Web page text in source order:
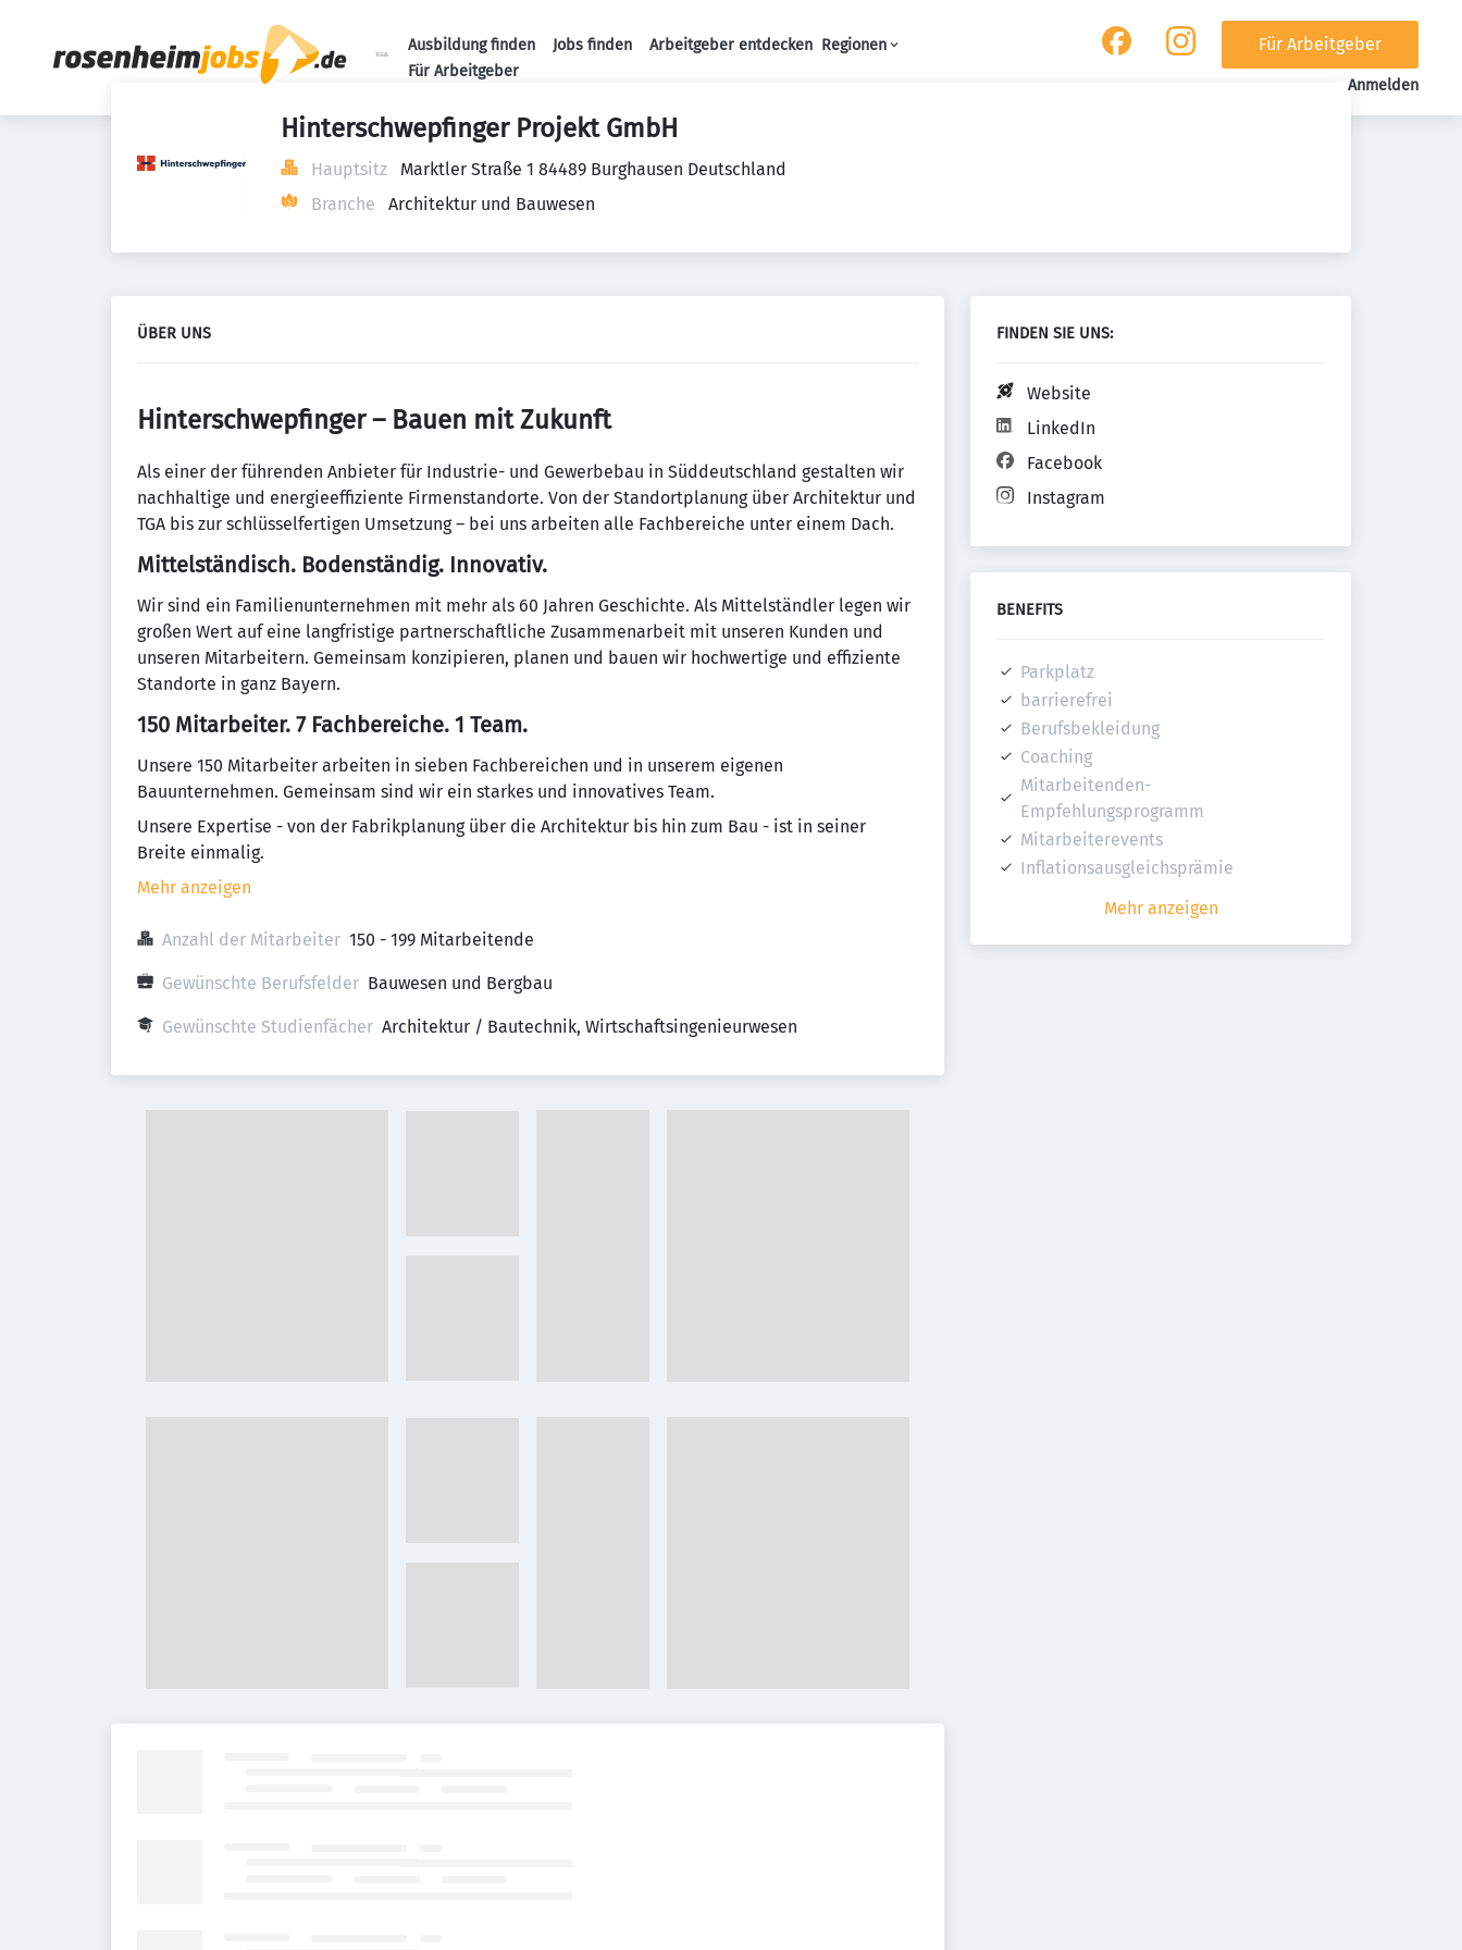
Ausbildung finden Jobs finden Arbeitgeber entdecken Regionen
Für Arbeitgeber
Für Arbeitgeber
Anmelden
Hinterschwepfinger Projekt GmbH
Hauptsitz
Marktler Straße 1 84489 Burghausen Deutschland
Branche
Architektur und Bauwesen
ÜBER UNS
Hinterschwepfinger – Bauen mit Zukunft
Als einer der führenden Anbieter für Industrie- und Gewerbebau in Süddeutschland gestalten wir
nachhaltige und energieeffiziente Firmenstandorte. Von der Standortplanung über Architektur und
TGA bis zur schlüsselfertigen Umsetzung – bei uns arbeiten alle Fachbereiche unter einem Dach.
Mittelständisch. Bodenständig. Innovativ.
Wir sind ein Familienunternehmen mit mehr als 60 Jahren Geschichte. Als Mittelständler legen wir
großen Wert auf eine langfristige partnerschaftliche Zusammenarbeit mit unseren Kunden und
unseren Mitarbeitern. Gemeinsam konzipieren, planen und bauen wir hochwertige und effiziente
Standorte in ganz Bayern.
150 Mitarbeiter. 7 Fachbereiche. 1 Team.
Unsere 150 Mitarbeiter arbeiten in sieben Fachbereichen und in unserem eigenen
Bauunternehmen. Gemeinsam sind wir ein starkes und innovatives Team.
Unsere Expertise - von der Fabrikplanung über die Architektur bis hin zum Bau - ist in seiner
Breite einmalig.
Mehr anzeigen
Anzahl der Mitarbeiter 150 - 199 Mitarbeitende
Gewünschte Berufsfelder Bauwesen und Bergbau
Gewünschte Studienfächer Architektur / Bautechnik, Wirtschaftsingenieurwesen
FINDEN SIE UNS:
Website
LinkedIn
Facebook
Instagram
BENEFITS
Parkplatz
barrierefrei
Berufsbekleidung
Coaching
Mitarbeitenden-
Empfehlungsprogramm
Mitarbeiterevents
Inflationsausgleichsprämie
Mehr anzeigen